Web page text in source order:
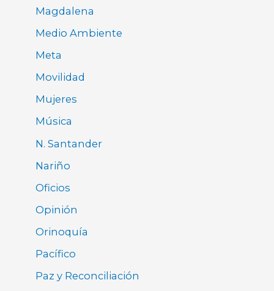
Magdalena
Medio Ambiente
Meta
Movilidad
Mujeres
Música
N. Santander
Nariño
Oficios
Opinión
Orinoquía
Pacífico
Paz y Reconciliación